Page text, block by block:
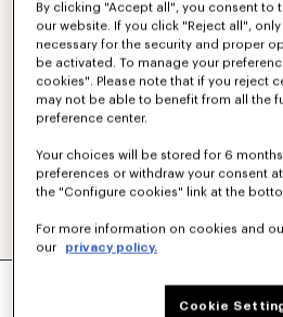
By clicking "Accept all", you consent to
our website. If you click "Reject all",
necessary for the security and proper
be activated. To manage your
cookies". Please note that if you reject
may not be able to benefit from all the
preference center.
Your choices will be stored for 6
preferences or withdraw your consent
the "Configure cookies" link at the
For more information on cookies and
our
privacy policy.
Cookie